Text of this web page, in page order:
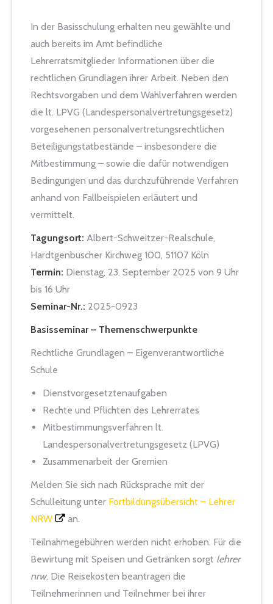
In der Basisschulung erhalten neu gewählte und
auch bereits im Amt befindliche
Lehrerratsmitglieder Informationen über die
rechtlichen Grundlagen ihrer Arbeit. Neben den
Rechtsvorgaben und dem Wahlverfahren werden
die lt. LPVG (Landespersonalvertretungsgesetz)
vorgesehenen personalvertretungsrechtlichen
Beteiligungstatbestände – insbesondere die
Mitbestimmung – sowie die dafür notwendigen
Bedingungen und das durchzuführende Verfahren
anhand von Fallbeispielen erläutert und
vermittelt.
Tagungsort: Albert-Schweitzer-Realschule,
Hardtgenbuscher Kirchweg 100, 51107 Köln
Termin: Dienstag, 23. September 2025 von 9 Uhr
bis 16 Uhr
Seminar-Nr.: 2025-0923
Basisseminar – Themenschwerpunkte
Rechtliche Grundlagen – Eigenverantwortliche
Schule
Dienstvorgesetztenaufgaben
Rechte und Pflichten des Lehrerrates
Mitbestimmungsverfahren lt.
Landespersonalvertretungsgesetz (LPVG)
Zusammenarbeit der Gremien
Melden Sie sich nach Rücksprache mit der
Schulleitung unter Fortbildungsübersicht – Lehrer
NRW
an.
Teilnahmegebühren werden nicht erhoben. Für die
Bewirtung mit Speisen und Getränken sorgt lehrer
nrw. Die Reisekosten beantragen die
Teilnehmerinnen und Teilnehmer bei ihrer